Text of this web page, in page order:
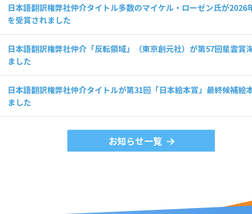
日本語翻訳権弊社仲介タイトル多数のマイケル・ローゼン氏が2026
を受賞されました
日本語翻訳権弊社仲介「反転領域」（東京創元社）が第57回星雲賞
ました
日本語翻訳権弊社仲介タイトルが第31回「日本絵本賞」最終候補絵
ました
お知らせ一覧